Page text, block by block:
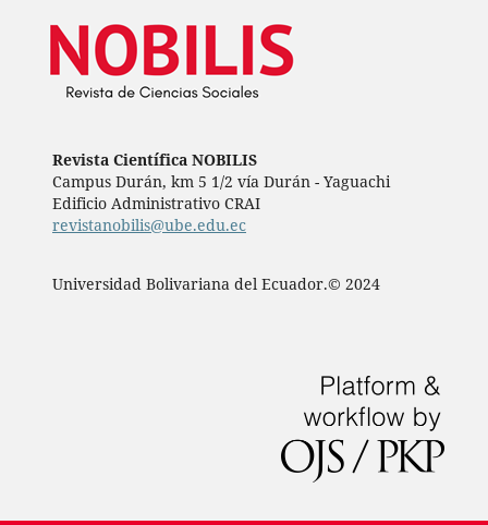
Revista Científica NOBILIS
Campus Durán, km 5 1/2 vía Durán - Yaguachi
Edificio Administrativo CRAI
revistanobilis@ube.edu.ec
Universidad Bolivariana del Ecuador.© 2024